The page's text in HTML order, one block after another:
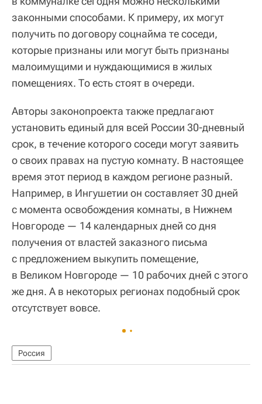
законными способами. К примеру, их могут
получить по договору соцнайма те соседи,
которые признаны или могут быть признаны
малоимущими и нуждающимися в жилых
помещениях. То есть стоят в очереди.
Авторы законопроекта также предлагают
установить единый для всей России 30-дневный
срок, в течение которого соседи могут заявить
о своих правах на пустую комнату. В настоящее
время этот период в каждом регионе разный.
Например, в Ингушетии он составляет 30 дней
с момента освобождения комнаты, в Нижнем
Новгороде — 14 календарных дней со дня
получения от властей заказного письма
с предложением выкупить помещение,
в Великом Новгороде — 10 рабочих дней с этого
же дня. А в некоторых регионах подобный срок
отсутствует вовсе.
Россия